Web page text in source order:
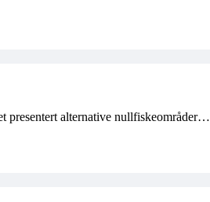
presentert alternative nullfiskeområder…